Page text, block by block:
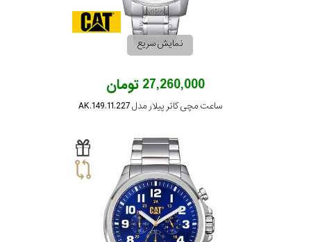
نمایش سریع
27,260,000 تومان
ساعت مچی کاتر پیلار مدل AK.149.11.227